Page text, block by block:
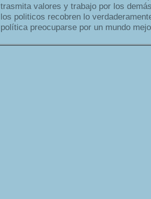
trasmita valores y trabajo por los
los politicos recobren lo
política preocuparse por un mundo